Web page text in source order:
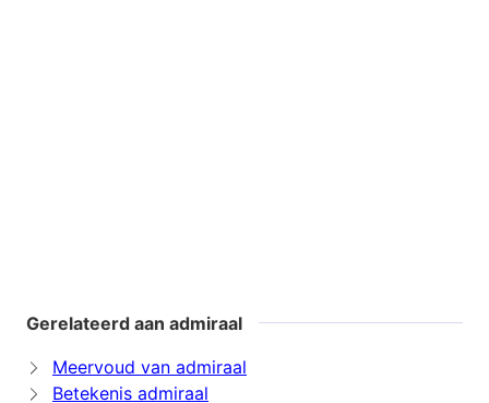
Gerelateerd aan admiraal
Meervoud van admiraal
Betekenis admiraal